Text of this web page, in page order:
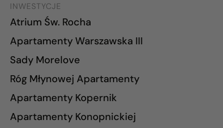
INWESTYCJE
Atrium Św. Rocha
Apartamenty Warszawska III
Sady Morelove
Róg Młynowej Apartamenty
Apartamenty Kopernik
Apartamenty Konopnickiej